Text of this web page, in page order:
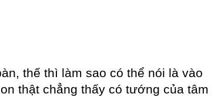
thế thì làm sao có thể nói là vào
thật chẳng thấy có tướng của tâm